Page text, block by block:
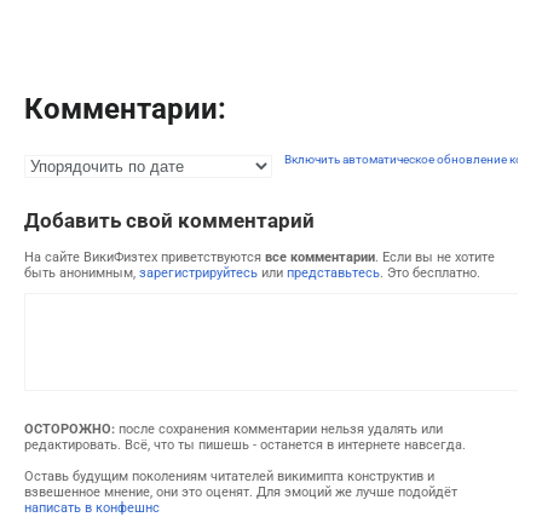
Комментарии:
Включить автоматическое обновление
Добавить свой комментарий
На сайте ВикиФизтех приветствуются все комментарии. Если вы не хотите
быть анонимным, зарегистрируйтесь или представьтесь. Это бесплатно.
ОСТОРОЖНО: после сохранения комментарии нельзя удалять или
редактировать. Всё, что ты пишешь - останется в интернете навсегда.
Оставь будущим поколениям читателей викимипта конструктив и
взвешенное мнение, они это оценят. Для эмоций же лучше подойдёт
написать в конфешнс